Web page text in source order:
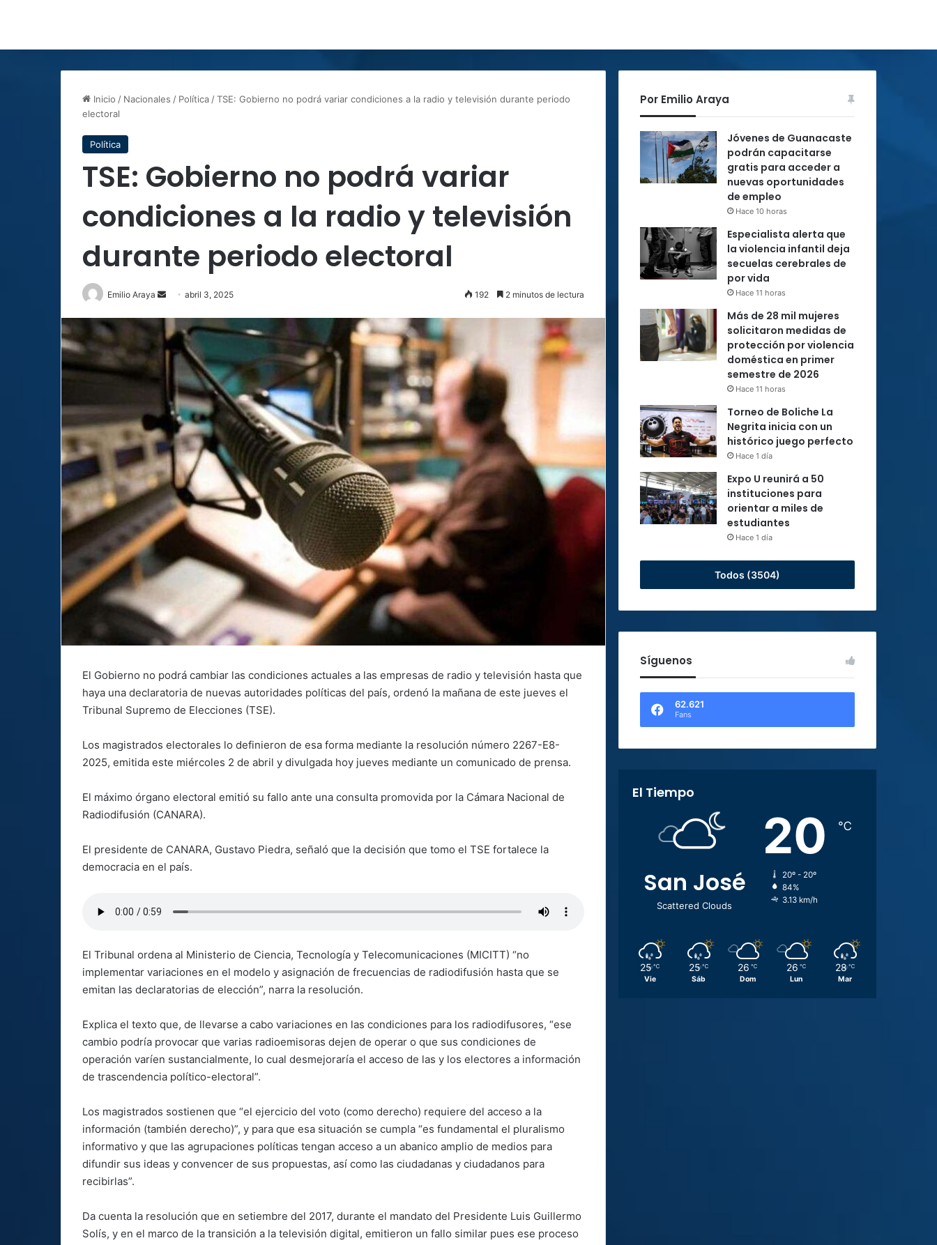
Inicio / Nacionales / Política /TSE: Gobierno no podrá variar condiciones a la radio y televisión durante periodo
electoral
Política
TSE: Gobierno no podrá variar
condiciones a la radio y televisión
durante periodo electoral
Emilio Araya
Send
email
abril 3, 2025 192 2 minutos de lectura
El Gobierno no podrá cambiar las condiciones actuales a las empresas de radio y televisión hasta que
haya una declaratoria de nuevas autoridades políticas del país, ordenó la mañana de este jueves el
Tribunal Supremo de Elecciones (TSE).
Los magistrados electorales lo definieron de esa forma mediante la resolución número 2267-E8-
2025, emitida este miércoles 2 de abril y divulgada hoy jueves mediante un comunicado de prensa.
El máximo órgano electoral emitió su fallo ante una consulta promovida por la Cámara Nacional de
Radiodifusión (CANARA).
El presidente de CANARA, Gustavo Piedra, señaló que la decisión que tomo el TSE fortalece la
democracia en el país.
El Tribunal ordena al Ministerio de Ciencia, Tecnología y Telecomunicaciones (MICITT) “no
implementar variaciones en el modelo y asignación de frecuencias de radiodifusión hasta que se
emitan las declaratorias de elección”, narra la resolución.
Explica el texto que, de llevarse a cabo variaciones en las condiciones para los radiodifusores, “ese
cambio podría provocar que varias radioemisoras dejen de operar o que sus condiciones de
operación varíen sustancialmente, lo cual desmejoraría el acceso de las y los electores a información
de trascendencia político-electoral”.
Los magistrados sostienen que “el ejercicio del voto (como derecho) requiere del acceso a la
información (también derecho)”, y para que esa situación se cumpla “es fundamental el pluralismo
informativo y que las agrupaciones políticas tengan acceso a un abanico amplio de medios para
difundir sus ideas y convencer de sus propuestas, así como las ciudadanas y ciudadanos para
recibirlas”.
Da cuenta la resolución que en setiembre del 2017, durante el mandato del Presidente Luis Guillermo
Solís, y en el marco de la transición a la televisión digital, emitieron un fallo similar pues ese proceso
Por Emilio Araya
Jóvenes de Guanacaste
podrán capacitarse
gratis para acceder a
nuevas oportunidades
de empleo
Hace 10 horas
Especialista alerta que
la violencia infantil deja
secuelas cerebrales de
por vida
Hace 11 horas
Más de 28 mil mujeres
solicitaron medidas de
protección por violencia
doméstica en primer
semestre de 2026
Hace 11 horas
Torneo de Boliche La
Negrita inicia con un
histórico juego perfecto
Hace 1 día
Expo U reunirá a 50
instituciones para
orientar a miles de
estudiantes
Hace 1 día
Todos (3504)
Síguenos
62.621
Fans
El Tiempo
San José
Scattered Clouds
20 ℃
20º - 20º
84%
3.13 km/h
25 ℃
Vie
25 ℃
Sáb
26 ℃
Dom
26 ℃
Lun
28 ℃
Mar